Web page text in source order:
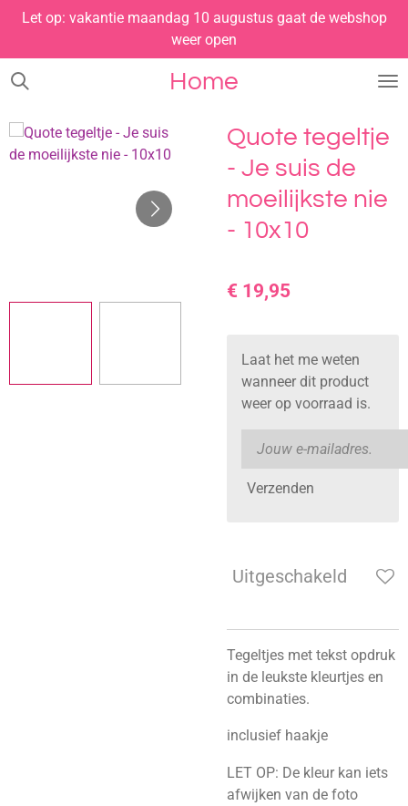
Ga
naar
de
Home
Let op: vakantie maandag 10 augustus gaat de webshop
weer open
Quote tegeltje
- Je suis de
moeilijkste nie
- 10x10
€ 19,95
Laat het me weten
wanneer dit product
weer op voorraad is.
Verzenden
Uitgeschakeld
Tegeltjes met tekst opdruk
in de leukste kleurtjes en
combinaties.
inclusief haakje
LET OP: De kleur kan iets
afwijken van de foto